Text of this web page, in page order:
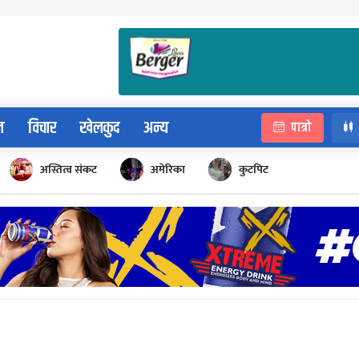
विचार खेलकुद अन्य पात्रो
अस्तित्व संकट अमेरिका कुटपिट